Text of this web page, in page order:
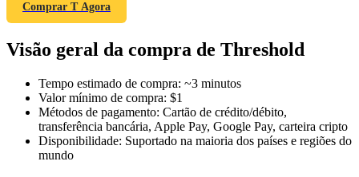
Futuros COIN-M
Futuros de criptomoeda
TradFi
Comprar T Agora
Visão geral da compra de Threshold
Tempo estimado de compra: ~3 minutos
Valor mínimo de compra: $1
Métodos de pagamento: Cartão de crédito/débito,
transferência bancária, Apple Pay, Google Pay, carteira cripto
Disponibilidade: Suportado na maioria dos países e regiões do
mundo